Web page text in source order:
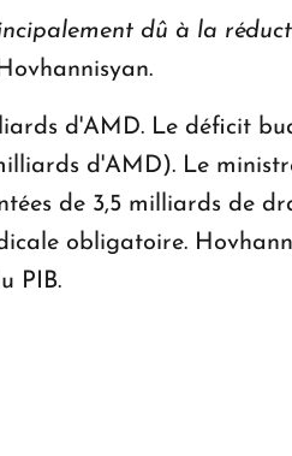
dû à la
d'AMD. Le déficit
d'AMD). Le
de 3,5 milliards de
obligatoire.
PIB.